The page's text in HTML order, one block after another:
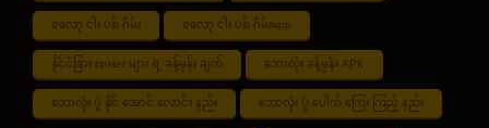
စလော့ ငါး ပစ် ဂိမ်း စလော့ ငါး ပစ် ဂိမ်းapp
နိုင်ငံခြား tipster များ ရဲ့ ခန့်မှန်း ချက် ဘောလုံး ခန့်မှန်း APK
ဘောလုံး ပွဲ နိုင် အောင် လောင်း နည်း ဘောလုံး ပွဲ ပေါက် ကြေး ကြည့် နည်း